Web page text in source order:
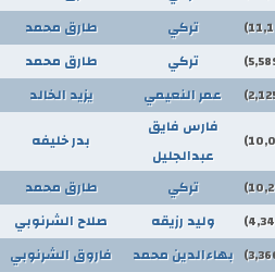
تركي طارق محمد
تركي طارق محمد
عمر النعيمي يزيد الخالد
فارس فايق
عبدالجليل
بدر خليفه
تركي طارق محمد
وليد رزيقه صلاح الشرنوبي
بهاءالدين محمد فاروق الشرنوبي